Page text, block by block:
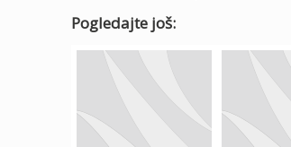
Pogledajte još: